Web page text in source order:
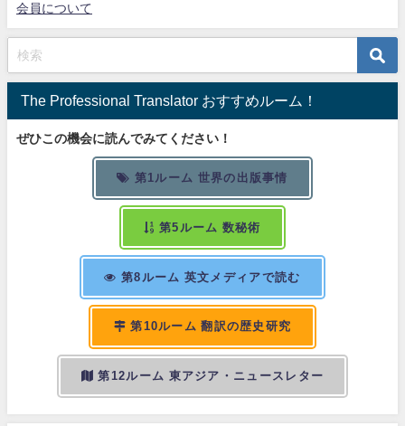
会員について
The Professional Translator おすすめルーム！
ぜひこの機会に読んでみてください！
第1ルーム 世界の出版事情
第5ルーム 数秘術
第8ルーム 英文メディアで読む
第10ルーム 翻訳の歴史研究
第12ルーム 東アジア・ニュースレター